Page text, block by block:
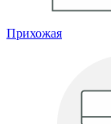
Прихожая